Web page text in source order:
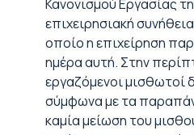
Κανονισμού Εργασίας
επιχειρησιακή
οποίο η επιχείρηση
ημέρα αυτή. Στην
εργαζόμενοι μισθωτοί
σύμφωνα με τα
καμία μείωση του